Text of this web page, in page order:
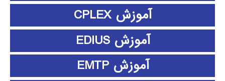
آموزش CPLEX
آموزش EDIUS
آموزش EMTP